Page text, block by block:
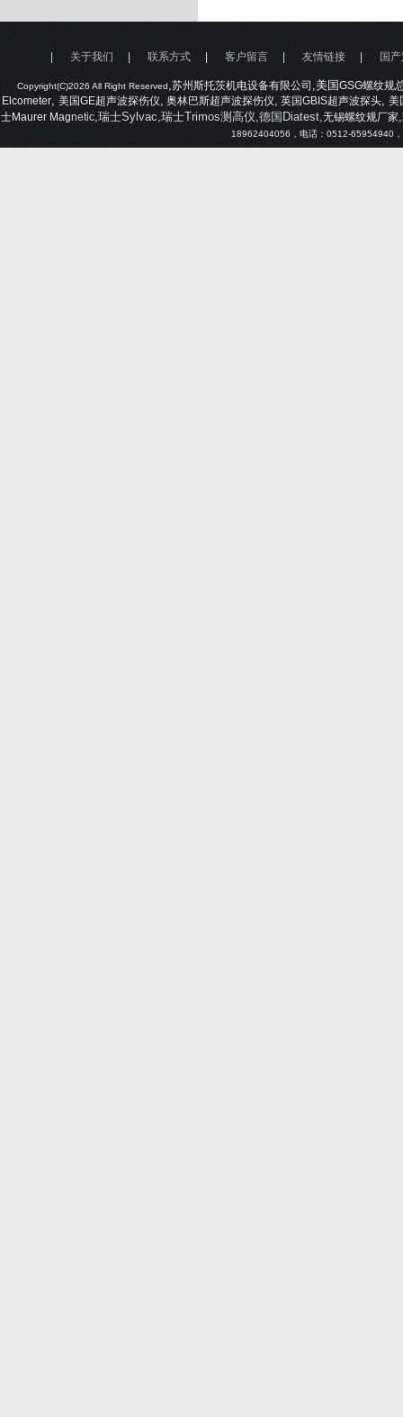
Copyright(C)2026 All Right Reserved,苏州斯托茨机电设备有限公司 ,美国GSG螺纹规
Elcometer,美国GE超声波探伤仪, 奥林巴斯超声波探伤仪, 英国GBIS超声波探头,美
士Maurer Magnetic,瑞士Sylvac,瑞士Trimos测高仪,德国Diatest,无锡螺纹规厂家,
18962404056 ，电话： 0512-65954940
关于我们 联系方式 客户留言 友情链接 国